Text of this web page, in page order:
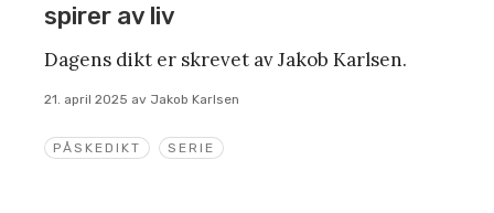
PÅSKEDIKT SERIE
spirer av liv
Dagens dikt er skrevet av Jakob Karlsen.
21. april 2025 av Jakob Karlsen